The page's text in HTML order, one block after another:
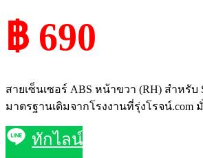
฿ 690
สายเซ็นเซอร์ ABS หน้าขวา (RH) สำหรั
มาตรฐานเดิมจากโรงงานที่รุ่งโรจน์
ทักไลน์